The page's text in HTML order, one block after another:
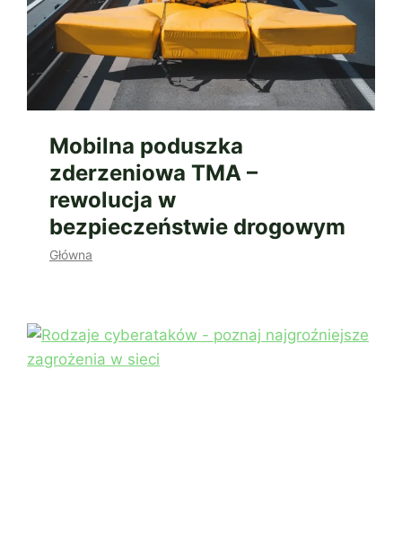
Mobilna poduszka
zderzeniowa TMA –
rewolucja w
bezpieczeństwie drogowym
Główna